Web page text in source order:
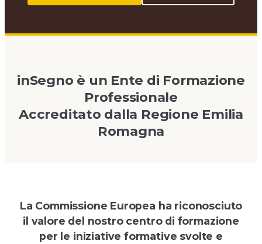
inSegno è un Ente di Formazione
Professionale
Accreditato dalla Regione Emilia
Romagna
La Commissione Europea ha riconosciuto
il valore del nostro centro di formazione
per le iniziative formative svolte e